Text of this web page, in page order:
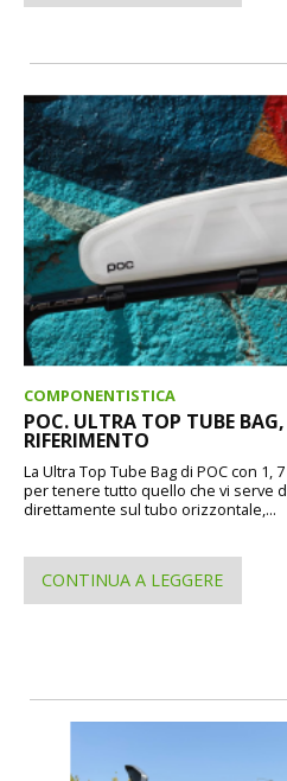
COMPONENTISTICA
POC. ULTRA TOP TUBE
RIFERIMENTO
La Ultra Top Tube Bag di POC con
per tenere tutto quello che vi serve
direttamente sul tubo orizzontale,...
CONTINUA A LEGGERE